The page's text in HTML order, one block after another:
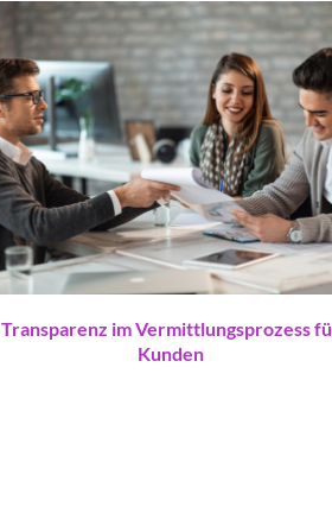
Transparenz im Vermittlungsprozess
Kunden